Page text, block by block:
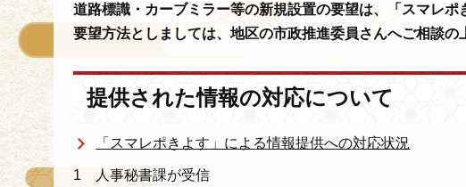
道路標識・カーブミラー等の新規設置の要望は、「スマレポ
要望方法としましては、地区の市政推進委員さんへご相談
提供された情報の対応について
「スマレポきよす」による情報提供への対応状況
1 人事秘書課が受信